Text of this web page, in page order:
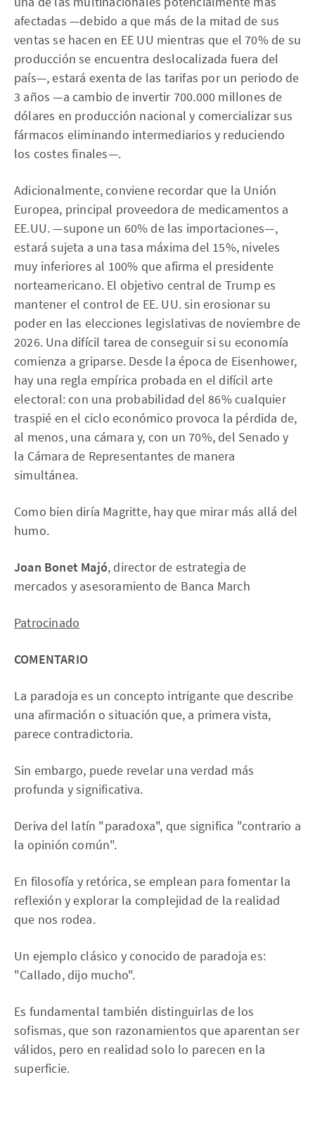
afectadas —debido a que más de la mitad de sus
ventas se hacen en EE UU mientras que el 70% de su
producción se encuentra deslocalizada fuera del
país—, estará exenta de las tarifas por un periodo de
3 años —a cambio de invertir 700.000 millones de
dólares en producción nacional y comercializar sus
fármacos eliminando intermediarios y reduciendo
los costes finales—.
Adicionalmente, conviene recordar que la Unión
Europea, principal proveedora de medicamentos a
EE.UU. —supone un 60% de las importaciones—,
estará sujeta a una tasa máxima del 15%, niveles
muy inferiores al 100% que afirma el presidente
norteamericano. El objetivo central de Trump es
mantener el control de EE. UU. sin erosionar su
poder en las elecciones legislativas de noviembre de
2026. Una difícil tarea de conseguir si su economía
comienza a griparse. Desde la época de Eisenhower,
hay una regla empírica probada en el difícil arte
electoral: con una probabilidad del 86% cualquier
traspié en el ciclo económico provoca la pérdida de,
al menos, una cámara y, con un 70%, del Senado y
la Cámara de Representantes de manera
simultánea.
Como bien diría Magritte, hay que mirar más allá del
humo.
Joan Bonet Majó, director de estrategia de
mercados y asesoramiento de Banca March
Patrocinado
COMENTARIO
La paradoja es un concepto intrigante que describe
una afirmación o situación que, a primera vista,
parece contradictoria.
Sin embargo, puede revelar una verdad más
profunda y significativa.
Deriva del latín "paradoxa", que significa "contrario a
la opinión común".
En filosofía y retórica, se emplean para fomentar la
reflexión y explorar la complejidad de la realidad
que nos rodea.
Un ejemplo clásico y conocido de paradoja es:
"Callado, dijo mucho".
Es fundamental también distinguirlas de los
sofismas, que son razonamientos que aparentan ser
válidos, pero en realidad solo lo parecen en la
superficie.